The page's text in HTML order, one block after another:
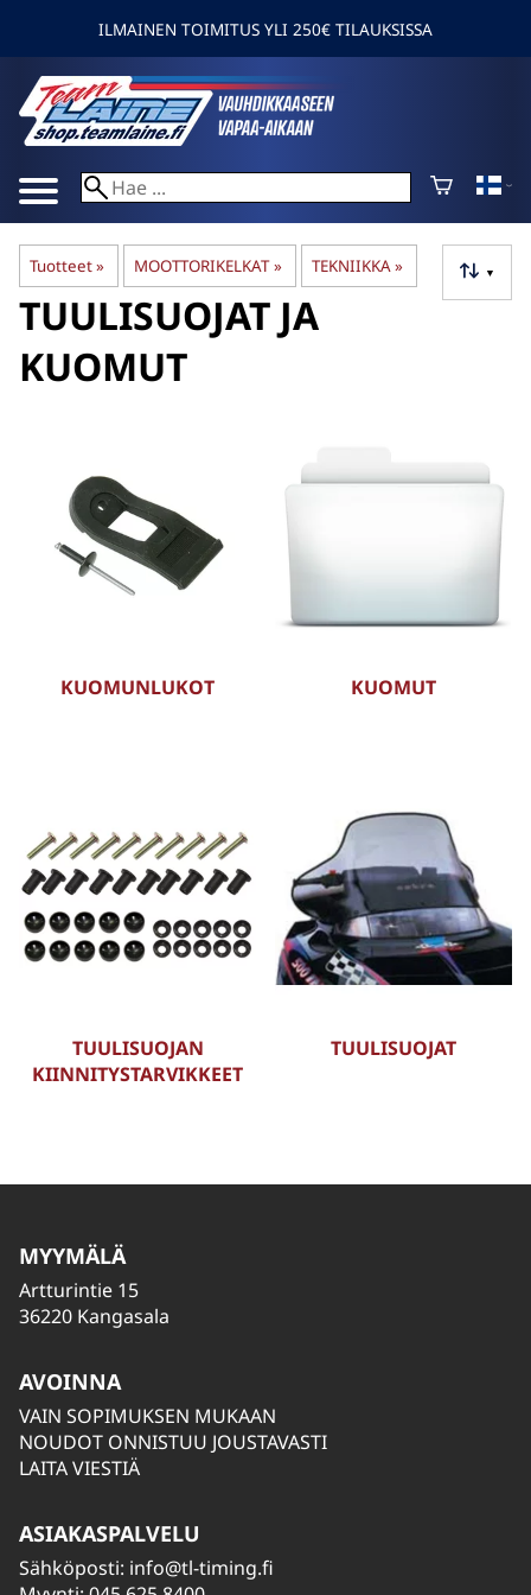
ILMAINEN TOIMITUS YLI 250€ TILAUKSISSA
Tuotteet‪» MOOTTORIKELKAT ‪» TEKNIIKKA‪» ▼
TUULISUOJAT JA
KUOMUT
KUOMUNLUKOT KUOMUT
TUULISUOJAN
KIINNITYSTARVIKKEET
TUULISUOJAT
MYYMÄLÄ
Artturintie 15
36220 Kangasala
AVOINNA
VAIN SOPIMUKSEN MUKAAN
NOUDOT ONNISTUU JOUSTAVASTI
LAITA VIESTIÄ
ASIAKASPALVELU
Sähköposti: info@tl-timing.fi